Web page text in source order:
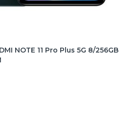
NOTE 11 Pro Plus 5G 8/256GB